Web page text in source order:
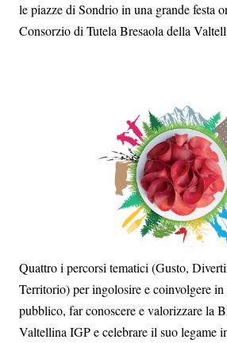
le piazze di Sondrio in una grande festa
Consorzio di Tutela Bresaola della
Quattro i percorsi tematici (Gusto,
Territorio) per ingolosire e coinvolgere
pubblico, far conoscere e valorizzare la
Valtellina IGP e celebrare il suo legame